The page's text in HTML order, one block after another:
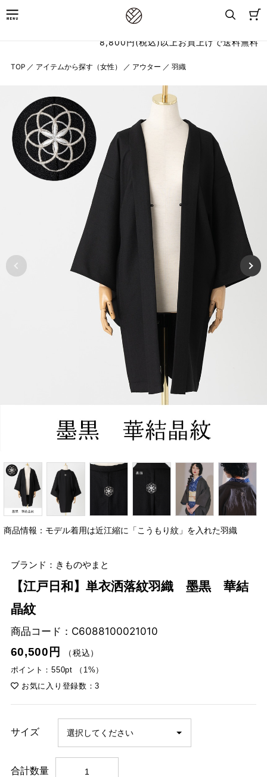
8,800円(税込)以上お買上げで送料無料
TOP ／ アイテムから探す（女性） ／ アウター ／ 羽織
商品情報：モデル着用は近江縮に「こうもり紋」を入れた羽織
ブランド：きものやまと
【江戸日和】単衣洒落紋羽織 墨黒 華結
晶紋
商品コード： C6088100021010
60,500円
（税込）
ポイント：550pt （1%）
お気に入り登録数：3
サイズ
合計数量